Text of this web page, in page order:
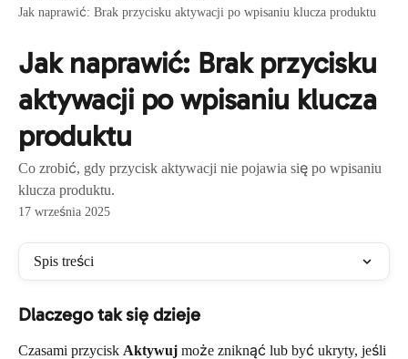
Jak naprawić: Brak przycisku aktywacji po wpisaniu klucza produktu
Jak naprawić: Brak przycisku
aktywacji po wpisaniu klucza
produktu
Co zrobić, gdy przycisk aktywacji nie pojawia się po wpisaniu
klucza produktu.
17 września 2025
Spis treści
Dlaczego tak się dzieje
Czasami przycisk Aktywuj może zniknąć lub być ukryty, jeśli